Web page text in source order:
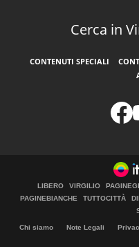
Cerca in
CONTENUTI SPECIALI
LIBERO VIRGILIO
PAGINEBIANCHE
TUTTOCITTÀ
Chi siamo Note Legali